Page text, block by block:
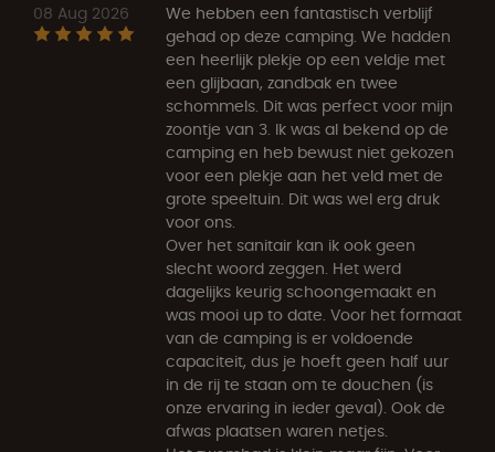
08 Aug 2026
We hebben een fantastisch verblijf
gehad op deze camping. We hadden
een heerlijk plekje op een veldje met
een glijbaan, zandbak en twee
schommels. Dit was perfect voor mijn
zoontje van 3. Ik was al bekend op de
camping en heb bewust niet gekozen
voor een plekje aan het veld met de
grote speeltuin. Dit was wel erg druk
voor ons.
Over het sanitair kan ik ook geen
slecht woord zeggen. Het werd
dagelijks keurig schoongemaakt en
was mooi up to date. Voor het formaat
van de camping is er voldoende
capaciteit, dus je hoeft geen half uur
in de rij te staan om te douchen (is
onze ervaring in ieder geval). Ook de
afwas plaatsen waren netjes.